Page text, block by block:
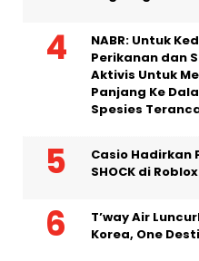
Panjang Ke
Spesies
Casio Hadirkan
SHOCK di
T’way Air
Korea, One
Valvoline™
Oil”, Percepat